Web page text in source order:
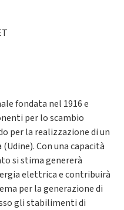
fondata nel 1916 e
per lo scambio
per la realizzazione di un
Con una capacità
si stima genererà
elettrica e contribuirà
per la generazione di
gli stabilimenti di